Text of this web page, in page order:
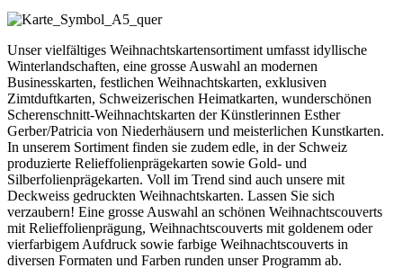
Unser vielfältiges Weihnachtskartensortiment umfasst idyllische
Winterlandschaften, eine grosse Auswahl an modernen
Businesskarten, festlichen Weihnachtskarten, exklusiven
Zimtduftkarten, Schweizerischen Heimatkarten, wunderschönen
Scherenschnitt-Weihnachtskarten der Künstlerinnen Esther
Gerber/Patricia von Niederhäusern und meisterlichen Kunstkarten.
In unserem Sortiment finden sie zudem edle, in der Schweiz
produzierte Relieffolienprägekarten sowie Gold- und
Silberfolienprägekarten. Voll im Trend sind auch unsere mit
Deckweiss gedruckten Weihnachtskarten. Lassen Sie sich
verzaubern! Eine grosse Auswahl an schönen Weihnachtscouverts
mit Relieffolienprägung, Weihnachtscouverts mit goldenem oder
vierfarbigem Aufdruck sowie farbige Weihnachtscouverts in
diversen Formaten und Farben runden unser Programm ab.